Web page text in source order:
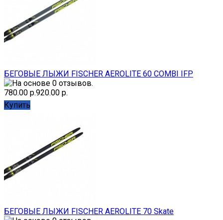
БЕГОВЫЕ ЛЫЖИ FISCHER AEROLITE 60 COMBI IFP
780.00 р.920.00 р.
Купить
БЕГОВЫЕ ЛЫЖИ FISCHER AEROLITE 70 Skate